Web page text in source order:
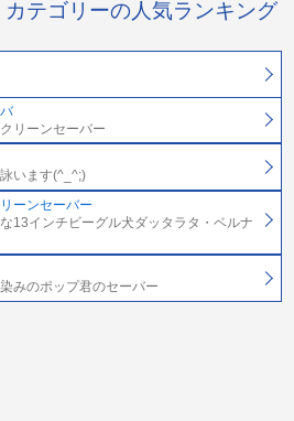
カテゴリーの人気ランキング
リーンセーバー
います(^_^;)
ーンセーバー
13インチビーグル犬ダッタラタ・ベルナ
みのポップ君のセーバー